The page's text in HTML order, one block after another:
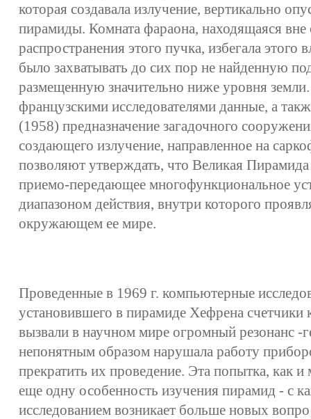
которая создавала излучение, вертикально
пирамиды. Комната фараона, находящаяся вне
распространения этого пучка, избегала
было захватывать до сих пор не найденную
размещенную значительно ниже уровня
французскими исследователями данные, а
(1958) предназначение загадочного
создающего излучение, направленное на
позволяют утверждать, что Великая Пирамида
приемо-передающее многофункциональное
диапазоном действия, внутри которого
окружающем ее мире.
Проведенные в 1969 г. компьютерные
установившего в пирамиде Хефрена счетчики
вызвали в научном мире огромный резонанс -
непонятным образом нарушала работу
прекратить их проведение. Эта попытка, как
еще одну особенность изучения пирамид - с
исследованием возникает больше новых